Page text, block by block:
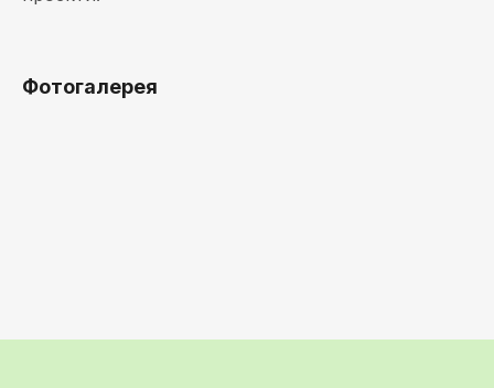
Фотогалерея